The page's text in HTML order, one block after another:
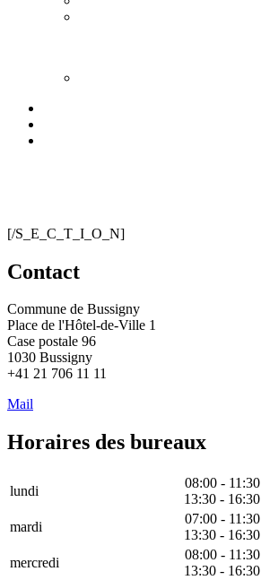
[/S_E_C_T_I_O_N]
Contact
Commune de Bussigny
Place de l'Hôtel-de-Ville 1
Case postale 96
1030 Bussigny
+41 21 706 11 11
Mail
Horaires des bureaux
lundi
08:00 - 11:30
13:30 - 16:30
mardi
07:00 - 11:30
13:30 - 16:30
mercredi
08:00 - 11:30
13:30 - 16:30